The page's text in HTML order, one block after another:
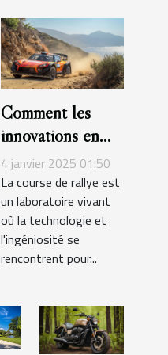
Comment les
innovations en
rallye améliorent
la sécurité des
véhicules
4 janvier 2025 01:50
La course de rallye est
un laboratoire vivant
où la technologie et
l'ingéniosité se
rencontrent pour...